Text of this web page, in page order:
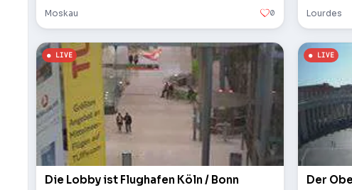
Moskau 0 Lourdes
Die Lobby ist Flughafen Köln / Bonn